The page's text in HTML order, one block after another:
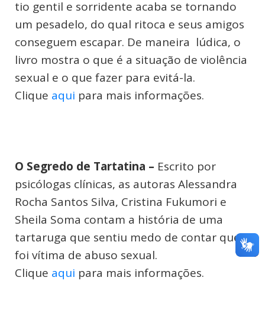
tio gentil e sorridente acaba se tornando
um pesadelo, do qual ritoca e seus amigos
conseguem escapar. De maneira lúdica, o
livro mostra o que é a situação de violência
sexual e o que fazer para evitá-la.
Clique aqui para mais informações.
O Segredo de Tartatina – Escrito por
psicólogas clínicas, as autoras Alessandra
Rocha Santos Silva, Cristina Fukumori e
Sheila Soma contam a história de uma
tartaruga que sentiu medo de contar que
foi vítima de abuso sexual.
Clique aqui para mais informações.